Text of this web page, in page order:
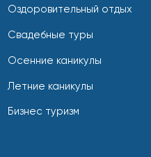
Оздоровительный отдых
Свадебные туры
Осенние каникулы
Летние каникулы
Бизнес туризм